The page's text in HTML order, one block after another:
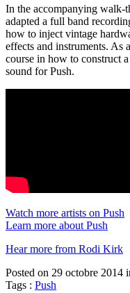
In the accompanying walk-
adapted a full band
how to inject vintage
effects and instruments. As
course in how to construct
sound for Push.
Watch more artists on Push
Learn more about Push
Hear more from Rodi Kirk
Posted on 29 octobre 2014
Tags : Push